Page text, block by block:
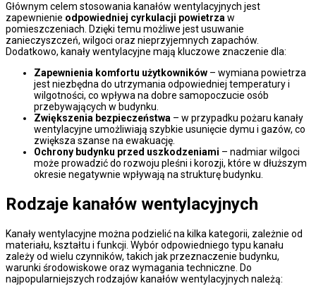
Głównym celem stosowania kanałów wentylacyjnych jest
zapewnienie odpowiedniej cyrkulacji powietrzaw
pomieszczeniach. Dzięki temu możliwe jest usuwanie
zanieczyszczeń, wilgoci oraz nieprzyjemnych zapachów.
Dodatkowo, kanały wentylacyjne mają kluczowe znaczenie dla:
Zapewnienia komfortu użytkowników – wymiana powietrza
jest niezbędna do utrzymania odpowiedniej temperatury i
wilgotności, co wpływa na dobre samopoczucie osób
przebywających w budynku.
Zwiększenia bezpieczeństwa – w przypadku pożaru kanały
wentylacyjne umożliwiają szybkie usunięcie dymu i gazów, co
zwiększa szanse na ewakuację.
Ochrony budynku przed uszkodzeniami – nadmiar wilgoci
może prowadzić do rozwoju pleśni i korozji, które w dłuższym
okresie negatywnie wpływają na strukturę budynku.
Rodzaje kanałów wentylacyjnych
Kanały wentylacyjne można podzielić na kilka kategorii, zależnie od
materiału, kształtu i funkcji. Wybór odpowiedniego typu kanału
zależy od wielu czynników, takich jak przeznaczenie budynku,
warunki środowiskowe oraz wymagania techniczne. Do
najpopularniejszych rodzajów kanałów wentylacyjnych należą: